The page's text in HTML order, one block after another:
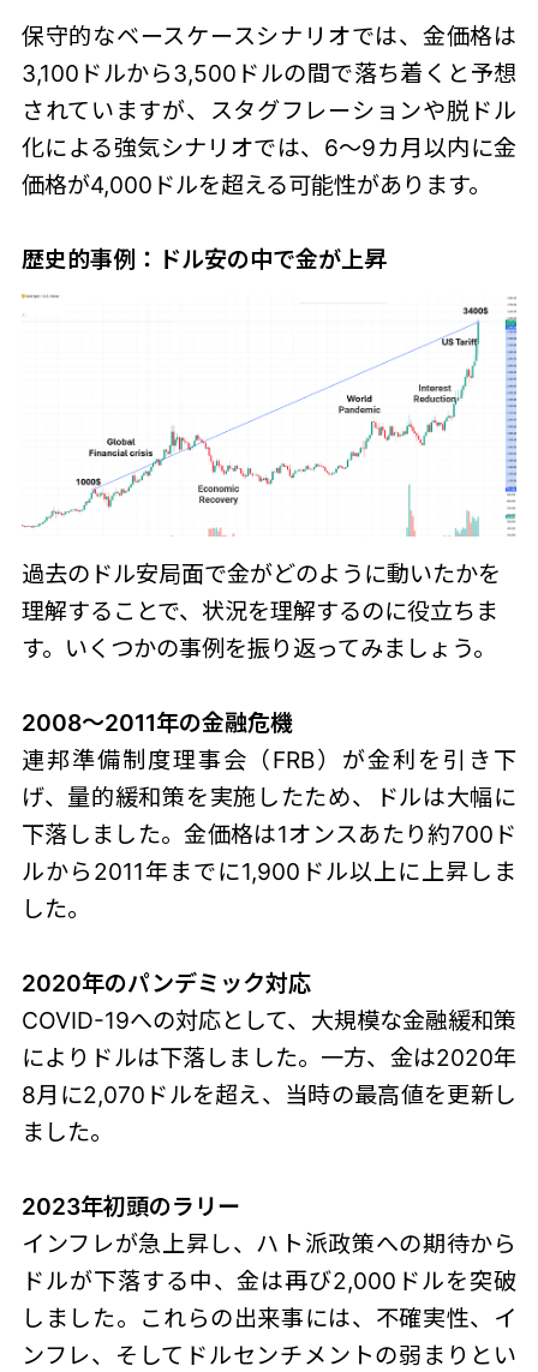
保守的なベースケースシナリオでは、金価格は
3,100ドルから3,500ドルの間で落ち着くと予想
されていますが、スタグフレーションや脱ドル
化による強気シナリオでは、6～9カ月以内に金
価格が4,000ドルを超える可能性があります。
歴史的事例：ドル安の中で金が上昇
過去のドル安局面で金がどのように動いたかを
理解することで、状況を理解するのに役立ちま
す。いくつかの事例を振り返ってみましょう。
2008～2011年の金融危機
連邦準備制度理事会（FRB）が金利を引き下
げ、量的緩和策を実施したため、ドルは大幅に
下落しました。金価格は1オンスあたり約700ド
ルから2011年までに1,900ドル以上に上昇しま
した。
2020年のパンデミック対応
COVID-19への対応として、大規模な金融緩和策
によりドルは下落しました。一方、金は2020年
8月に2,070ドルを超え、当時の最高値を更新し
ました。
2023年初頭のラリー
インフレが急上昇し、ハト派政策への期待から
ドルが下落する中、金は再び2,000ドルを突破
しました。これらの出来事には、不確実性、イ
ンフレ、そしてドルセンチメントの弱まりとい